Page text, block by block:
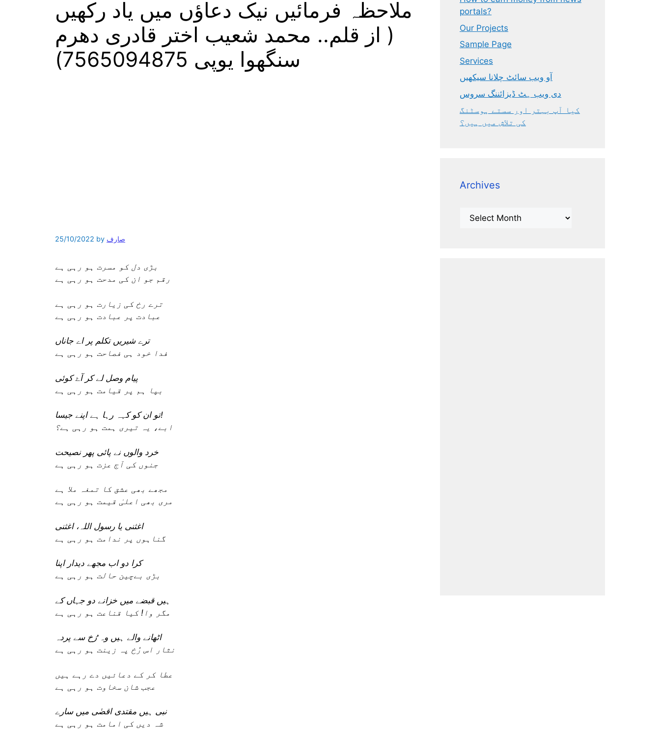
ملاحظہ فرمائیں نیک دعاؤں میں یاد رکھیں
( از قلم.. محمد شعیب اختر قادری دھرم
سنگھوا یوپی 7565094875)
25/10/2022 by صارف
بڑی دل کو مسرت ہو رہی ہے
رقم جو ان کی مدحت ہو رہی ہے
ترے رخ کی زیارت ہو رہی ہے
عبادت پر عبادت ہو رہی ہے
ترے شیریں تکلم پر اے جاناں
فدا خود ہی فصاحت ہو رہی ہے
پیام وصل لے کر آۓ کوئی
بپا ہم پر قیامت ہو رہی ہے
تو ان کو کہہ رہا ہے اپنے جیسا!
ابے، یہ تیری ہمت ہو رہی ہے؟
خرد والوں نے پائی پھر نصیحت
جنوں کی آج عزت ہو رہی ہے
مجھے بھی عشق کا تمغہ ملا ہے
مری بھی اعلیٰ قیمت ہو رہی ہے
اغثنی یا رسول اللہ، اغثنی
گناہوں پر ندامت ہو رہی ہے
کرا دو اب مجھے دیدار اپنا
بڑی بےچین حالت ہو رہی ہے
ہیں قبضے میں خزانے دو جہاں کے
مگر وا! کیا قناعت ہو رہی ہے
اٹھانے والے ہیں وہ رُخ سے پردہ
نثار اس رُخ پہ زینت ہو رہی ہے
عطا کر کے دعائیں دے رہے ہیں
عجب شان سخاوت ہو رہی ہے
نبی ہیں مقتدی اقصٰی میں سارے
شہ دیں کی امامت ہو رہی ہے
portals?
Our Projects
Sample Page
Services
آو ویب سائٹ چلانا سیکھیں
دی ویب ہٹ ڈیزائننگ سروس
کیا آپ بہتر اور سستے ہوسٹنگ
کی تلاش میں ہیں؟
Archives
Archives